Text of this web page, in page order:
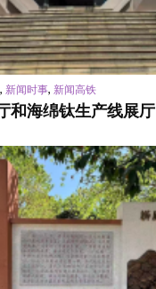
, 新闻时事, 新闻高铁
和海绵钛生产线展厅